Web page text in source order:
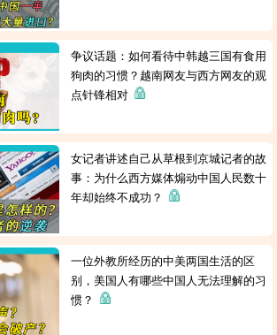
争议话题：如何看待中韩越三国有食用
狗肉的习惯？越南网友与西方网友的观
点针锋相对
女记者讲述自己从草根到京城记者的故
事：为什么西方媒体煽动中国人民数十
年却始终不成功？
一位外教所经历的中美两国生活的区
别，美国人有哪些中国人无法理解的习
惯？